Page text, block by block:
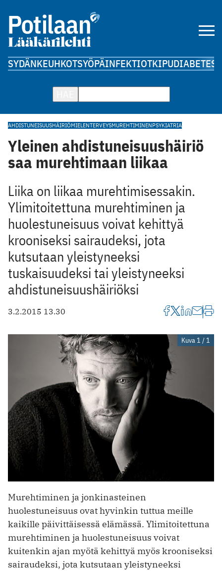
SYDÄNKEUHKOTSYÖPÄINFEKTIOTKIPUDIABETES
AHDISTUNEISUUSHÄIRIÖMIELENTERVEYSMUREHTIMINENPSYKIATRIA
Yleinen ahdistuneisuushäiriö
saa murehtimaan liikaa
Liika on liikaa murehtimisessakin.
Ylimitoitettuna murehtiminen ja
huolestuneisuus voivat kehittyä
krooniseksi sairaudeksi, jota
kutsutaan yleistyneeksi
tuskaisuudeksi tai yleistyneeksi
ahdistuneisuushäiriöksi
3.2.2015 13.30
Kuva 1 / 1
Murehtiminen ja jonkinasteinen
huolestuneisuus ovat hyvinkin tuttua meille
kaikille päivittäisessä elämässä. Ylimitoitettuna
murehtiminen ja huolestuneisuus voivat
kuitenkin ajan myötä kehittyä myös krooniseksi
sairaudeksi, jota kutsutaan yleistyneeksi